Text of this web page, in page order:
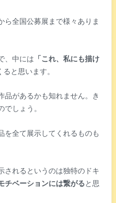
ら全国公募展まで様々ありま
、中には 「これ、私にも描け
と思います。
品があるかも知れません。き
しょう。
を全て展示してくれるものも
されるというのは独特のドキ
チベーションには繋がる と思